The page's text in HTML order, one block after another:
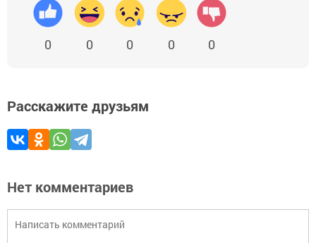
0 0 0 0 0
Расскажите друзьям
Нет комментариев